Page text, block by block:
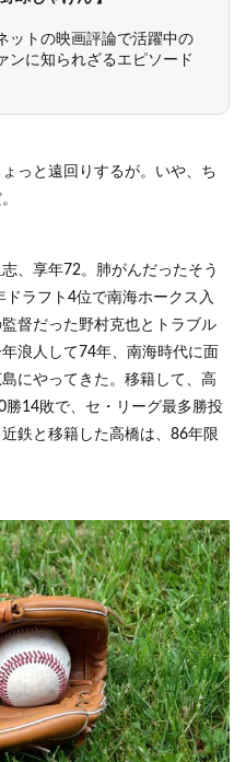
ットの映画評論で活躍中の
ンに知られざるエピソード
っと遠回りするが。いや、ち
、享年72。肺がんだったそう
ラフト4位で南海ホークス入
督だった野村克也とトラブル
浪人して74年、南海時代に面
にやってきた。移籍して、高
14敗で、セ・リーグ最多勝投
鉄と移籍した高橋は、86年限